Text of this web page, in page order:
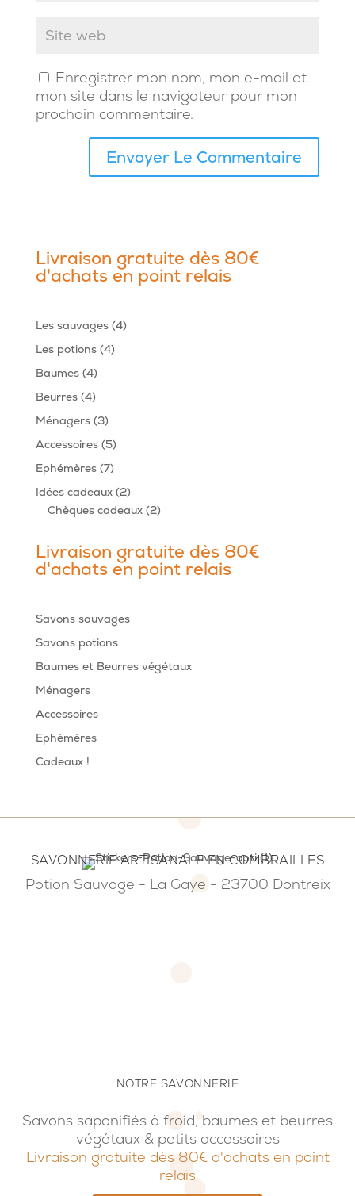
Enregistrer mon nom, mon e-mail et
mon site dans le navigateur pour mon
prochain commentaire.
Livraison gratuite dès 80€
d'achats en point relais
Les sauvages 44
Les potions 44
Baumes 44
produits
Beurres 44
produits
Ménagers 33
produits
Accessoires 55
produits
Ephémères 77
produits
Idées cadeaux 22
produits
Chèques cadeaux 22
Livraison gratuite dès 80€
d'achats en point relais
Savons sauvages
Savons potions
Baumes et Beurres végétaux
Ménagers
Accessoires
Ephémères
Cadeaux !
NOTRE SAVONNERIE
Savons saponifiés à froid, baumes et beurres
végétaux & petits accessoires
Livraison gratuite dès 80€ d'achats en point
relais
SAVONNERIE ARTISANALE EN COMBRAILLES
Potion Sauvage - La Gaye - 23700 Dontreix